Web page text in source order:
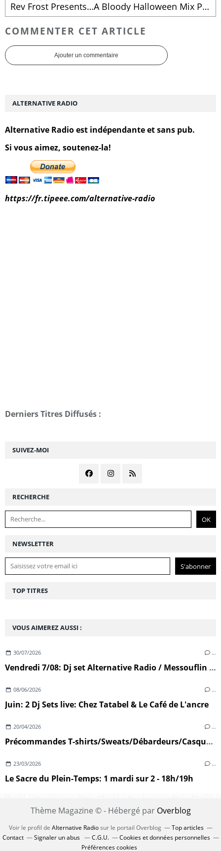
Rev Frost Presents…A Bloody Halloween Mix Part 8!
COMMENTER CET ARTICLE
Ajouter un commentaire
NEWSLETTER
SUIVEZ-MOI
RECHERCHE
VOUS AIMEREZ AUSSI :
30/07/2026 …
Vendredi 7/08: Dj set Alternative Radio / Messouflin (Ploumoguer)
08/06/2026 …
Juin: 2 Dj Sets live: Chez Tatabel & Le Café de L'ancre
20/04/2026 …
Précommandes T-shirts/Sweats/Débardeurs/Casquettes
23/03/2026 …
Le Sacre du Plein-Temps: 1 mardi sur 2 - 18h/19h
ALTERNATIVE RADIO
Alternative Radio est indépendante et sans pub.
Si vous aimez, soutenez-la!
https://fr.tipeee.com/alternative-radio
Derniers Titres Diffusés :
TOP TITRES
Thème Magazine © - Hébergé par Overblog
Voir le profil de Alternative Radiosur le portail Overblog
Top articles
Contact
Signaler un abus C.G.U.
Cookies et données personnelles
Préférences cookies